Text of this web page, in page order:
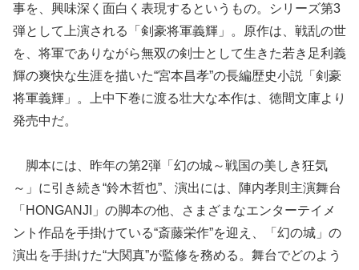
事を、興味深く面白く表現するというもの。シリーズ第3
弾として上演される「剣豪将軍義輝」。原作は、戦乱の世
を、将軍でありながら無双の剣士として生きた若き足利義
輝の爽快な生涯を描いた“宮本昌孝”の長編歴史小説「剣豪
将軍義輝」。上中下巻に渡る壮大な本作は、徳間文庫より
発売中だ。
脚本には、昨年の第2弾「幻の城～戦国の美しき狂気
～」に引き続き“鈴木哲也”、演出には、陣内孝則主演舞台
「HONGANJI」の脚本の他、さまざまなエンターテイメ
ント作品を手掛けている“斎藤栄作”を迎え、「幻の城」の
演出を手掛けた“大関真”が監修を務める。舞台でどのよう